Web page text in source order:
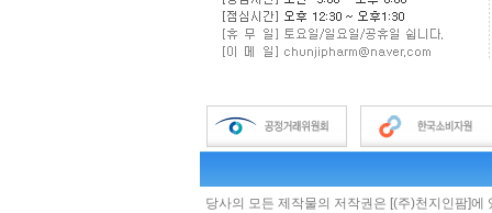
당사의 모든 제작물의 저작권은 [(주)천지인팜]